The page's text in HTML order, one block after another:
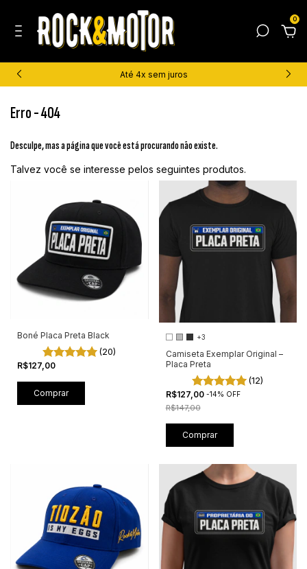
0
Até 4x sem juros
Erro - 404
Desculpe, mas a página que você está procurando não existe.
Talvez você se interesse pelos seguintes produtos.
Boné Placa Preta Black
(20)
R$127,00
Comprar
+3
Camiseta Exemplar Original –
Placa Preta
(12)
R$127,00 -14% OFF
R$147,00
Comprar